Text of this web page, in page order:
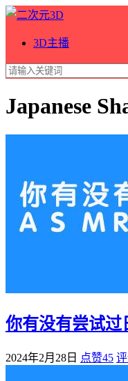
3D主播
Japanese
你有没有尝试过
2024年2月28日 点赞45